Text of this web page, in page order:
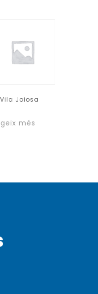
Joiosa
més